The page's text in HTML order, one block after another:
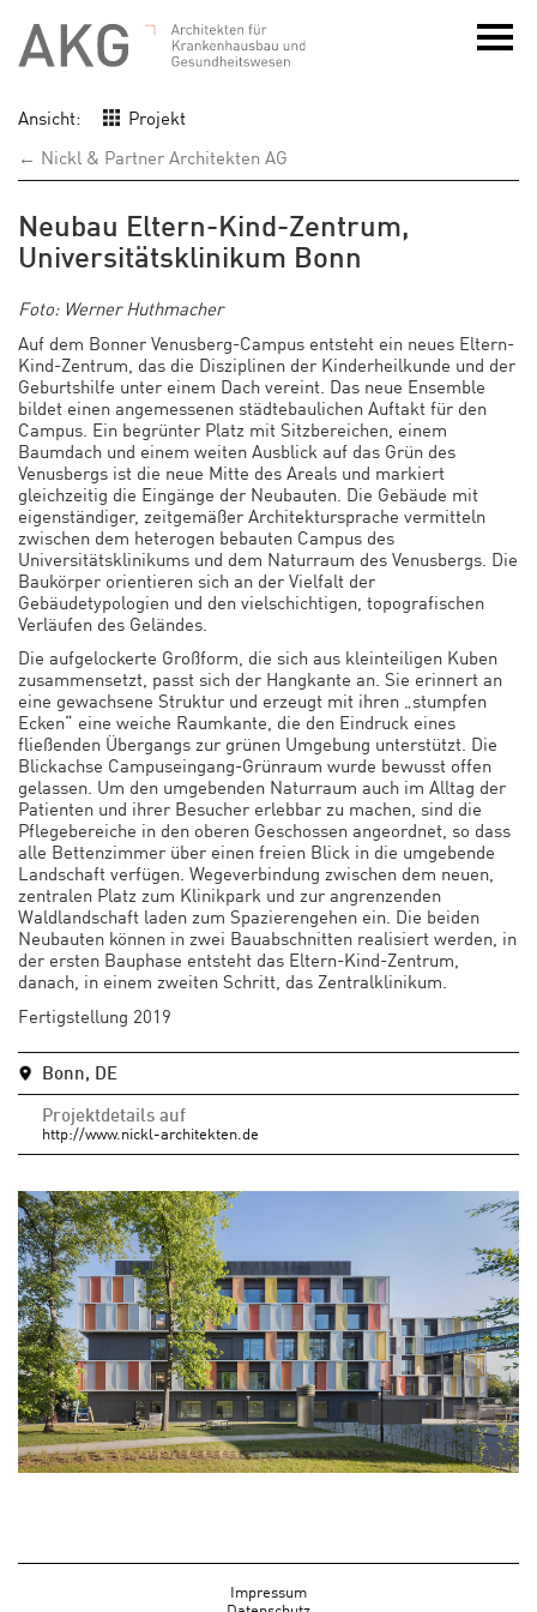
Ansicht:
Projekt
← Nickl & Partner Architekten AG
Neubau Eltern-Kind-Zentrum,
Universitätsklinikum Bonn
Foto: Werner Huthmacher
Auf dem Bonner Venusberg-Campus entsteht ein neues Eltern-
Kind-Zentrum, das die Disziplinen der Kinderheilkunde und der
Geburtshilfe unter einem Dach vereint. Das neue Ensemble
bildet einen angemessenen städtebaulichen Auftakt für den
Campus. Ein begrünter Platz mit Sitzbereichen, einem
Baumdach und einem weiten Ausblick auf das Grün des
Venusbergs ist die neue Mitte des Areals und markiert
gleichzeitig die Eingänge der Neubauten. Die Gebäude mit
eigenständiger, zeitgemäßer Architektursprache vermitteln
zwischen dem heterogen bebauten Campus des
Universitätsklinikums und dem Naturraum des Venusbergs. Die
Baukörper orientieren sich an der Vielfalt der
Gebäudetypologien und den vielschichtigen, topografischen
Verläufen des Geländes.
Die aufgelockerte Großform, die sich aus kleinteiligen Kuben
zusammensetzt, passt sich der Hangkante an. Sie erinnert an
eine gewachsene Struktur und erzeugt mit ihren „stumpfen
Ecken“ eine weiche Raumkante, die den Eindruck eines
fließenden Übergangs zur grünen Umgebung unterstützt. Die
Blickachse Campuseingang-Grünraum wurde bewusst offen
gelassen. Um den umgebenden Naturraum auch im Alltag der
Patienten und ihrer Besucher erlebbar zu machen, sind die
Pflegebereiche in den oberen Geschossen angeordnet, so dass
alle Bettenzimmer über einen freien Blick in die umgebende
Landschaft verfügen. Wegeverbindung zwischen dem neuen,
zentralen Platz zum Klinikpark und zur angrenzenden
Waldlandschaft laden zum Spazierengehen ein. Die beiden
Neubauten können in zwei Bauabschnitten realisiert werden, in
der ersten Bauphase entsteht das Eltern-Kind-Zentrum,
danach, in einem zweiten Schritt, das Zentralklinikum.
Fertigstellung 2019
Bonn, DE
Projektdetails auf
http://www.nickl-architekten.de
Impressum